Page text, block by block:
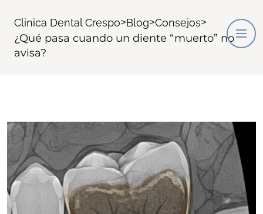
Clinica Dental Crespo>Blog>Consejos>
¿Qué pasa cuando un diente “muerto” no
avisa?